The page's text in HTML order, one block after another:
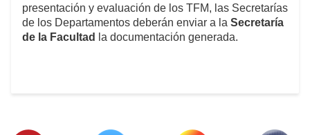
presentación y evaluación de los TFM, las Secretarías
de los Departamentos deberán enviar a la Secretaría
de la Facultad
la documentación generada.